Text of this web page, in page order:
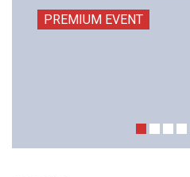
PREMIUM EVENT